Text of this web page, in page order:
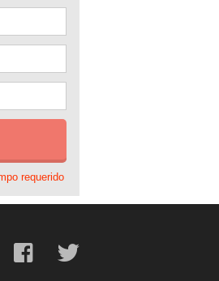
requerido